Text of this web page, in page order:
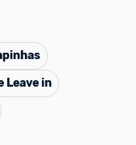
Leave in